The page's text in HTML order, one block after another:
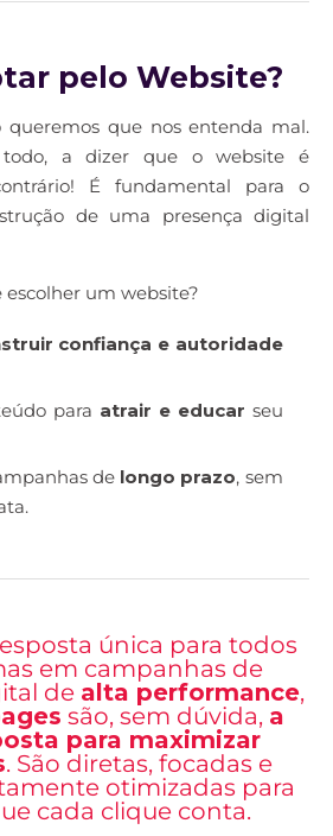
pelo Website?
queremos que nos entenda mal.
todo, a dizer que o website é
É fundamental para o
de uma presença digital
escolher um website?
confiança e autoridade
para atrair e educar seu
de longo prazo, sem
única para todos
em campanhas de
de alta performance,
são, sem dúvida, a
para maximizar
. São diretas, focadas e
otimizadas para
cada clique conta.